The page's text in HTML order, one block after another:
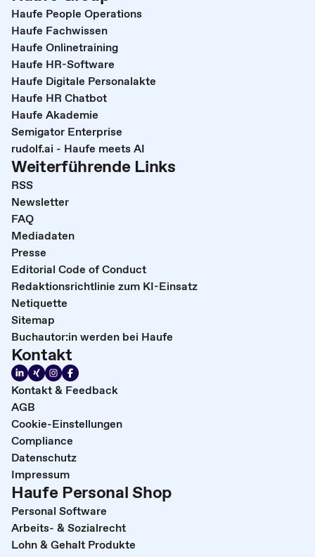
Haufe People Operations
Haufe Fachwissen
Haufe Onlinetraining
Haufe HR-Software
Haufe Digitale Personalakte
Haufe HR Chatbot
Haufe Akademie
Semigator Enterprise
rudolf.ai - Haufe meets AI
Weiterführende Links
RSS
Newsletter
FAQ
Mediadaten
Presse
Editorial Code of Conduct
Redaktionsrichtlinie zum KI-Einsatz
Netiquette
Sitemap
Buchautor:in werden bei Haufe
Kontakt
Kontakt & Feedback
AGB
Cookie-Einstellungen
Compliance
Datenschutz
Impressum
Haufe Personal Shop
Personal Software
Arbeits- & Sozialrecht
Lohn & Gehalt Produkte